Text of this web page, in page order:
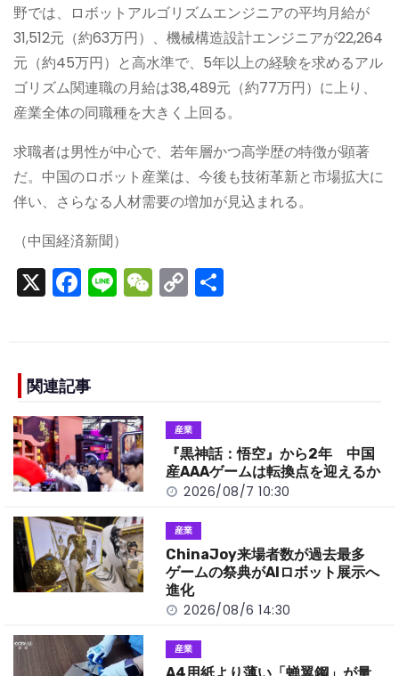
野では、ロボットアルゴリズムエンジニアの平均月給が
31,512元（約63万円）、機械構造設計エンジニアが22,264
元（約45万円）と高水準で、5年以上の経験を求めるアル
ゴリズム関連職の月給は38,489元（約77万円）に上り、
産業全体の同職種を大きく上回る。
求職者は男性が中心で、若年層かつ高学歴の特徴が顕著
だ。中国のロボット産業は、今後も技術革新と市場拡大に
伴い、さらなる人材需要の増加が見込まれる。
（中国経済新聞）
X F
a
e
b
o
o
k
Li
n
W
e
C
o
n
k
関連記事
産業
『黒神話：悟空』から2年 中国
産AAAゲームは転換点を迎えるか
2026/08/7 10:30
産業
ChinaJoy来場者数が過去最多
ゲームの祭典がAIロボット展示へ
進化
2026/08/6 14:30
産業